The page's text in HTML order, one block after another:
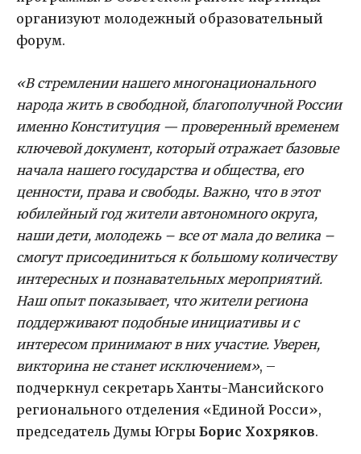
организуют молодежный образовательный
форум.
«В стремлении нашего многонационального
народа жить в свободной, благополучной России
именно Конституция — проверенный временем
ключевой документ, который отражает базовые
начала нашего государства и общества, его
ценности, права и свободы. Важно, что в этот
юбилейный год жители автономного округа,
наши дети, молодежь – все от мала до велика –
смогут присоединиться к большому количеству
интересных и познавательных мероприятий.
Наш опыт показывает, что жители региона
поддерживают подобные инициативы и с
интересом принимают в них участие. Уверен,
викторина не станет исключением», –
подчеркнул секретарь Ханты-Мансийского
регионального отделения «Единой Росси»,
председатель Думы Югры Борис Хохряков.